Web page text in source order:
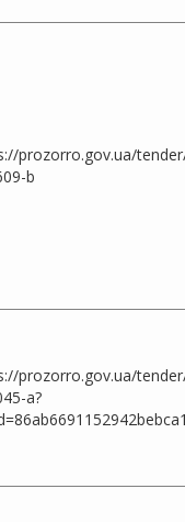
prozorro.gov.ua/
b
prozorro.gov.ua/
a?